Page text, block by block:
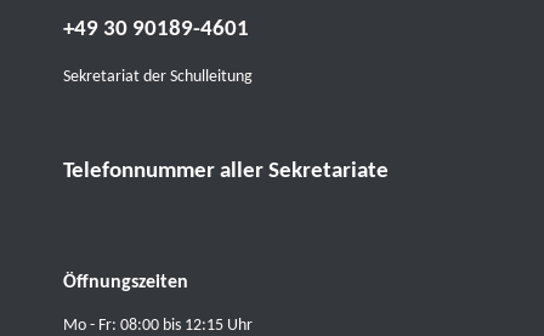
+49 30 90189-4601
Sekretariat der Schulleitung
Telefonnummer aller Sekretariate
Öffnungszeiten
Mo - Fr: 08:00 bis 12:15 Uhr